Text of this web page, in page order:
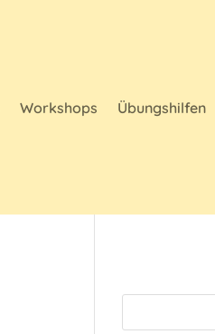
Workshops Übungshilfen